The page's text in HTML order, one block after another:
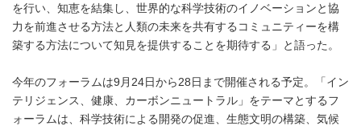
を行い、知恵を結集し、世界的な科学技術のイノベーションと協
力を前進させる方法と人類の未来を共有するコミュニティーを構
築する方法について知見を提供することを期待する」と語った。
今年のフォーラムは9月24日から28日まで開催される予定。「イン
テリジェンス、健康、カーボンニュートラル」をテーマとするフ
ォーラムは、科学技術による開発の促進、生態文明の構築、気候